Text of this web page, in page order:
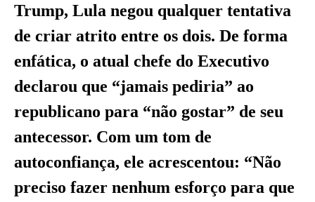
Trump, Lula negou qualquer tentativa
de criar atrito entre os dois. De forma
enfática, o atual chefe do Executivo
declarou que “jamais pediria” ao
republicano para “não gostar” de seu
antecessor. Com um tom de
autoconfiança, ele acrescentou: “Não
preciso fazer nenhum esforço para que